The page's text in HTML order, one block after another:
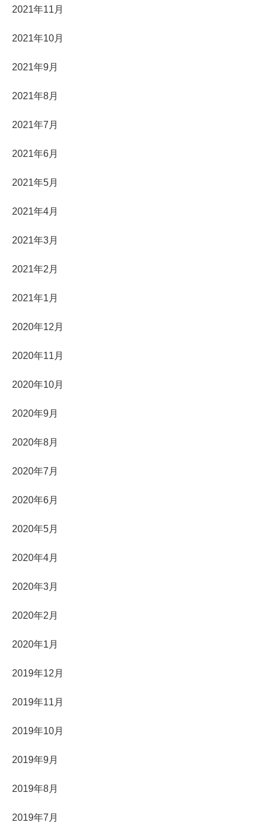
2021年11月
2021年10月
2021年9月
2021年8月
2021年7月
2021年6月
2021年5月
2021年4月
2021年3月
2021年2月
2021年1月
2020年12月
2020年11月
2020年10月
2020年9月
2020年8月
2020年7月
2020年6月
2020年5月
2020年4月
2020年3月
2020年2月
2020年1月
2019年12月
2019年11月
2019年10月
2019年9月
2019年8月
2019年7月